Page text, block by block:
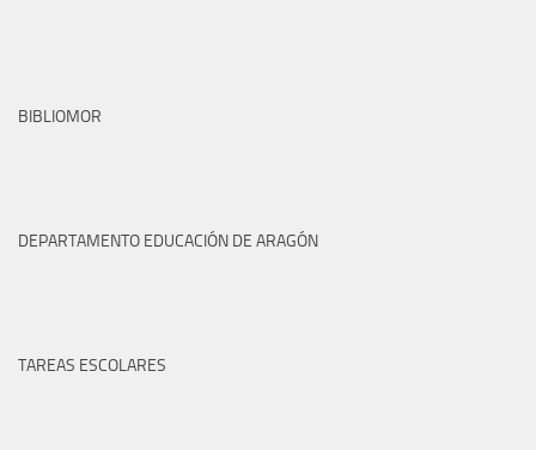
BIBLIOMOR
DEPARTAMENTO EDUCACIÓN DE ARAGÓN
TAREAS ESCOLARES